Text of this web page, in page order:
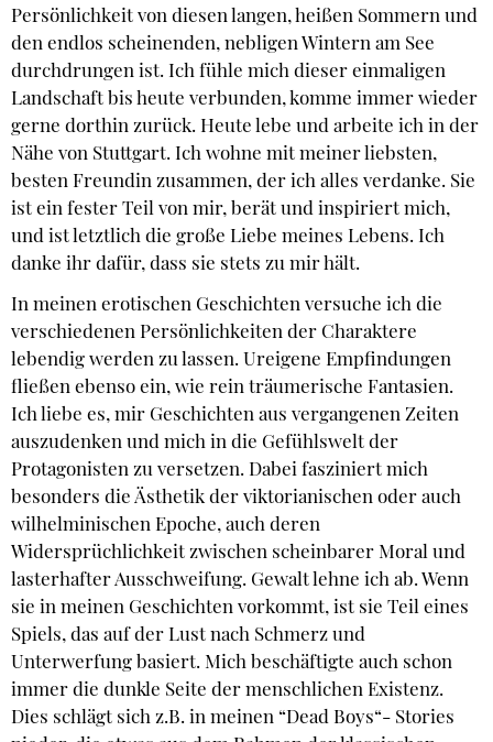
Persönlichkeit von diesen langen, heißen Sommern und
den endlos scheinenden, nebligen Wintern am See
durchdrungen ist. Ich fühle mich dieser einmaligen
Landschaft bis heute verbunden, komme immer wieder
gerne dorthin zurück. Heute lebe und arbeite ich in der
Nähe von Stuttgart. Ich wohne mit meiner liebsten,
besten Freundin zusammen, der ich alles verdanke. Sie
ist ein fester Teil von mir, berät und inspiriert mich,
und ist letztlich die große Liebe meines Lebens. Ich
danke ihr dafür, dass sie stets zu mir hält.
In meinen erotischen Geschichten versuche ich die
verschiedenen Persönlichkeiten der Charaktere
lebendig werden zu lassen. Ureigene Empfindungen
fließen ebenso ein, wie rein träumerische Fantasien.
Ich liebe es, mir Geschichten aus vergangenen Zeiten
auszudenken und mich in die Gefühlswelt der
Protagonisten zu versetzen. Dabei fasziniert mich
besonders die Ästhetik der viktorianischen oder auch
wilhelminischen Epoche, auch deren
Widersprüchlichkeit zwischen scheinbarer Moral und
lasterhafter Ausschweifung. Gewalt lehne ich ab. Wenn
sie in meinen Geschichten vorkommt, ist sie Teil eines
Spiels, das auf der Lust nach Schmerz und
Unterwerfung basiert. Mich beschäftigte auch schon
immer die dunkle Seite der menschlichen Existenz.
Dies schlägt sich z.B. in meinen “Dead Boys“- Stories